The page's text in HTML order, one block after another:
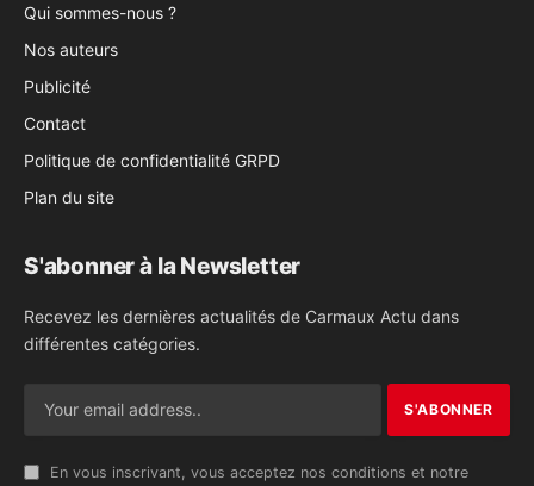
Qui sommes-nous ?
Nos auteurs
Publicité
Contact
Politique de confidentialité GRPD
Plan du site
S'abonner à la Newsletter
Recevez les dernières actualités de Carmaux Actu dans
différentes catégories.
En vous inscrivant, vous acceptez nos conditions et notre